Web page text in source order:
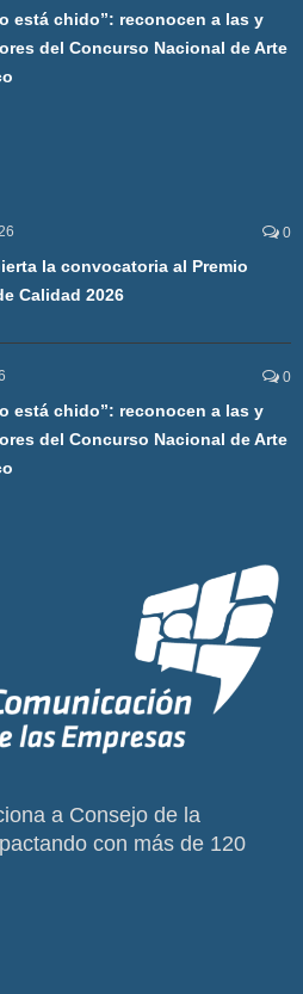
está chido”: reconocen a las y
del Concurso Nacional de Arte
0
la convocatoria al Premio
Calidad 2026
0
está chido”: reconocen a las y
del Concurso Nacional de Arte
a Consejo de la
con más de 120